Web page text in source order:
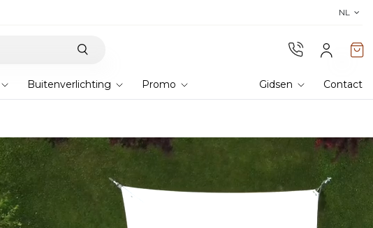
! Bestel stalen en
NL
Buitenverlichting Promo Gidsen Contact